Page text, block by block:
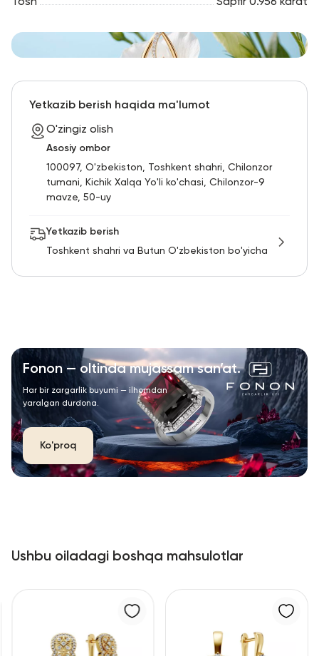
Yetkazib berish haqida ma'lumot
O'zingiz olish
Asosiy ombor
100097, O'zbekiston, Toshkent shahri, Chilonzor
tumani, Kichik Xalqa Yo'li ko'chasi, Chilonzor-9
mavze, 50-uy
Yetkazib berish
Toshkent shahri va Butun O'zbekiston bo'yicha
Fonon — oltinda mujassam san’at.
Har bir zargarlik buyumi — ilhomdan
yaralgan durdona.
Ko'proq
Ushbu oiladagi boshqa mahsulotlar